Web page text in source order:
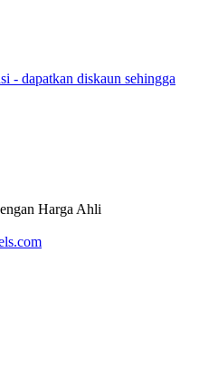
- dapatkan diskaun sehingga
Harga Ahli